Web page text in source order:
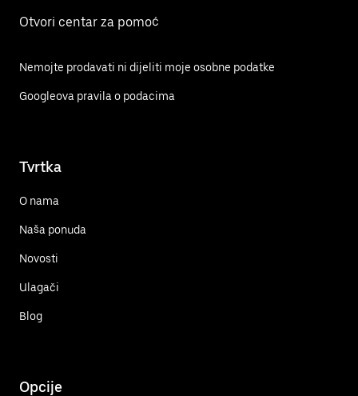
Otvori centar za pomoć
Nemojte prodavati ni dijeliti moje osobne podatke
Googleova pravila o podacima
Tvrtka
O nama
Naša ponuda
Novosti
Ulagači
Blog
Opcije